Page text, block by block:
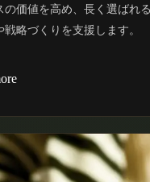
の価値を高め、長く選ばれ
略づくりを支援します。